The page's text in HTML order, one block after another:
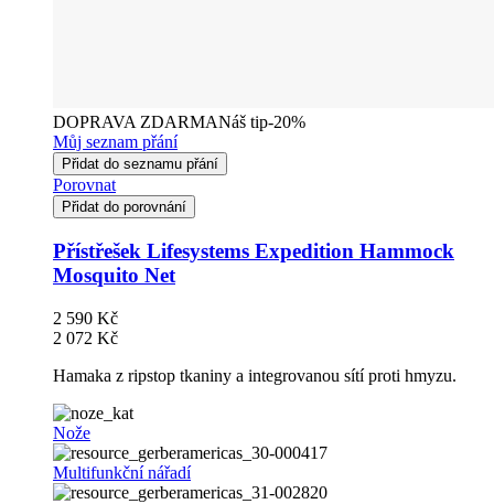
DOPRAVA ZDARMANáš tip-20%
Můj seznam přání
Přidat do seznamu přání
Porovnat
Přidat do porovnání
Přístřešek Lifesystems Expedition Hammock
Mosquito Net
2 590 Kč
2 072 Kč
Hamaka z ripstop tkaniny a integrovanou sítí proti hmyzu.
Nože
Multifunkční nářadí